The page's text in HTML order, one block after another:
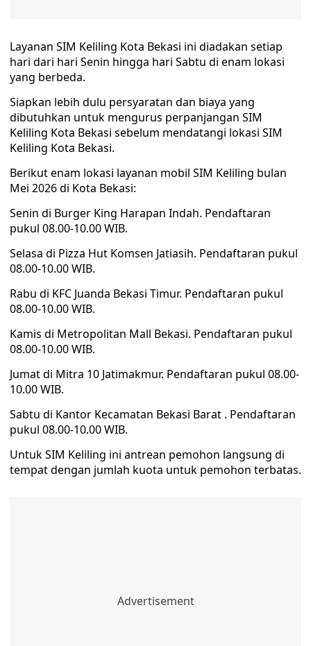
Layanan SIM Keliling Kota Bekasi ini diadakan setiap
hari dari hari Senin hingga hari Sabtu di enam lokasi
yang berbeda.
Siapkan lebih dulu persyaratan dan biaya yang
dibutuhkan untuk mengurus perpanjangan SIM
Keliling Kota Bekasi sebelum mendatangi lokasi SIM
Keliling Kota Bekasi.
Berikut enam lokasi layanan mobil SIM Keliling bulan
Mei 2026 di Kota Bekasi:
Senin di Burger King Harapan Indah. Pendaftaran
pukul 08.00-10.00 WIB.
Selasa di Pizza Hut Komsen Jatiasih. Pendaftaran pukul
08.00-10.00 WIB.
Rabu di KFC Juanda Bekasi Timur. Pendaftaran pukul
08.00-10.00 WIB.
Kamis di Metropolitan Mall Bekasi. Pendaftaran pukul
08.00-10.00 WIB.
Jumat di Mitra 10 Jatimakmur. Pendaftaran pukul 08.00-
10.00 WIB.
Sabtu di Kantor Kecamatan Bekasi Barat . Pendaftaran
pukul 08.00-10.00 WIB.
Untuk SIM Keliling ini antrean pemohon langsung di
tempat dengan jumlah kuota untuk pemohon terbatas.